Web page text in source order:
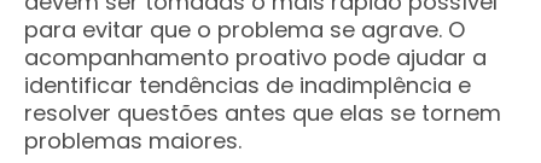
para evitar que o problema se agrave. O
acompanhamento proativo pode ajudar a
identificar tendências de inadimplência e
resolver questões antes que elas se tornem
problemas maiores.